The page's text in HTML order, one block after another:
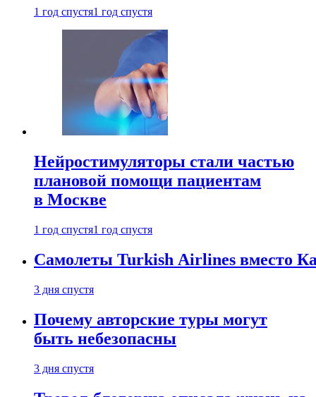
1 год спустя1 год спустя
Нейростимуляторы стали частью
плановой помощи пациентам
в Москве
1 год спустя1 год спустя
Самолеты Turkish Airlines вместо
3 дня спустя
Почему авторские туры могут
быть небезопасны
3 дня спустя